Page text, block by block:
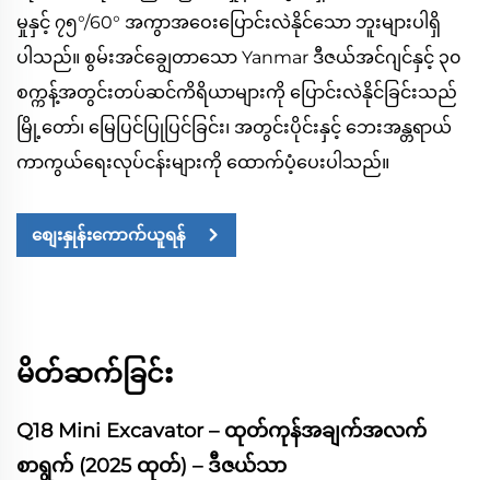
မှုနှင့် ၇၅°/60° အကွာအဝေးပြောင်းလဲနိုင်သော ဘူးများပါရှိ
ပါသည်။ စွမ်းအင်ချွေတာသော Yanmar ဒီဇယ်အင်ဂျင်နှင့် ၃၀
စက္ကန့်အတွင်းတပ်ဆင်ကိရိယာများကို ပြောင်းလဲနိုင်ခြင်းသည်
မြို့တော်၊ မြေပြင်ပြုပြင်ခြင်း၊ အတွင်းပိုင်းနှင့် ဘေးအန္တရာယ်
ကာကွယ်ရေးလုပ်ငန်းများကို ထောက်ပံ့ပေးပါသည်။
စျေးနှုန်းကောက်ယူရန်
မိတ်ဆက်ခြင်း
Q18 Mini Excavator – ထုတ်ကုန်အချက်အလက်
စာရွက် (2025 ထုတ်) – ဒီဇယ်သာ